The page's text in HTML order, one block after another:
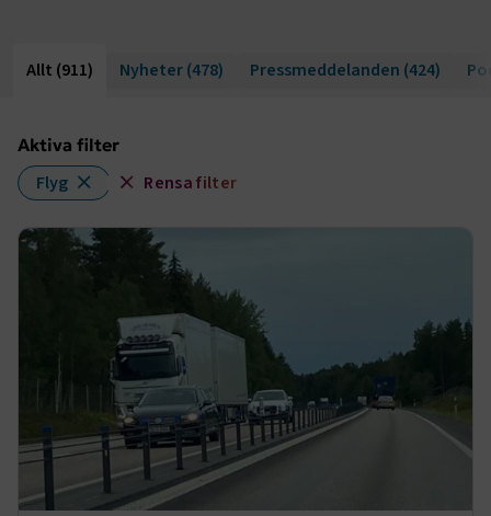
Allt (911) Nyheter(478) Pressmeddelanden (424)
Aktiva filter
Flyg Rensa filter